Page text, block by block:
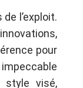
l’exploit.
pour
style visé,